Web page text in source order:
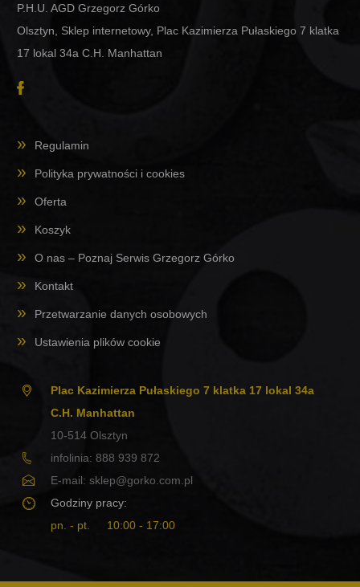
P.H.U. AGD Grzegorz Górko
Olsztyn, Sklep internetowy, Plac Kazimierza Pułaskiego 7 klatka
17 lokal 34a C.H. Manhattan
Regulamin
Polityka prywatności i cookies
Oferta
Koszyk
O nas – Poznaj Serwis Grzegorz Górko
Kontakt
Przetwarzanie danych osobowych
Ustawienia plików cookie
Plac Kazimierza Pułaskiego 7 klatka 17 lokal 34a
C.H. Manhattan
10-514 Olsztyn
infolinia: 888 939 872
E-mail: sklep@gorko.com.pl
Godziny pracy:
pn. - pt.
10:00 - 17:00